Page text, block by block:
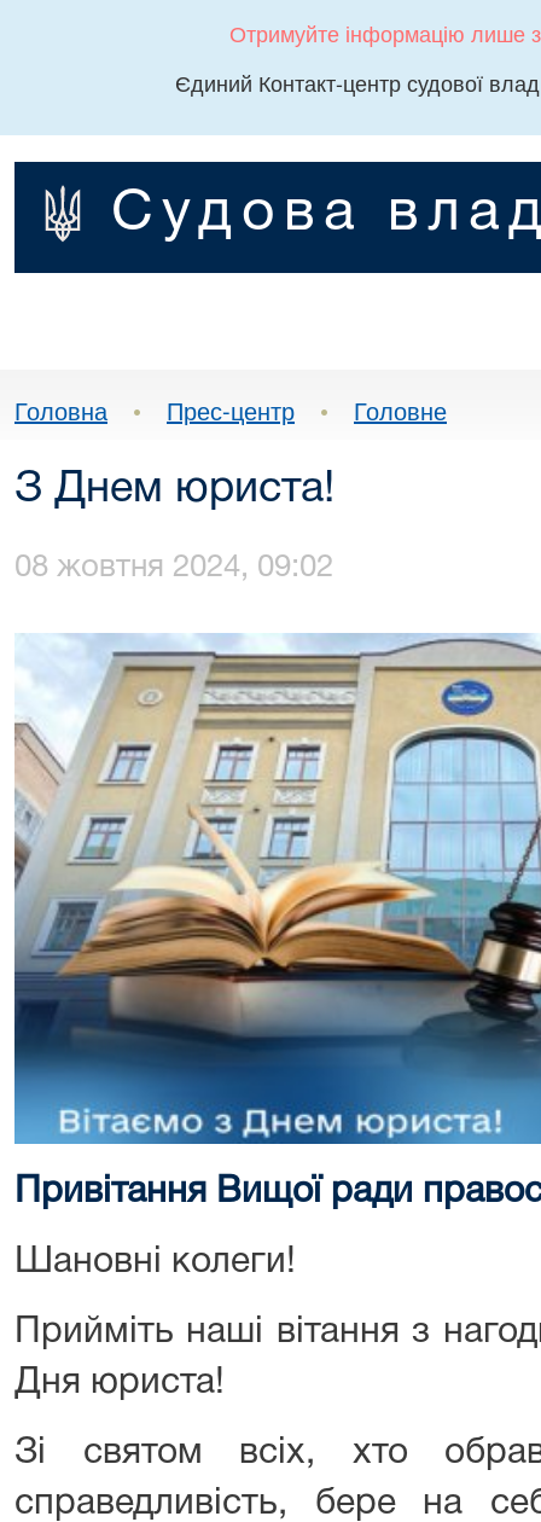
Отримуйте інформацію лише
Єдиний Контакт-центр судової
Судова
Головна • Прес-центр • Головне
З Днем юриста!
08 жовтня 2024, 09:02
Привітання Вищої ради
Шановні колеги!
Прийміть наші вітання з
Дня юриста!
Зі святом всіх, хто
справедливість, бере на